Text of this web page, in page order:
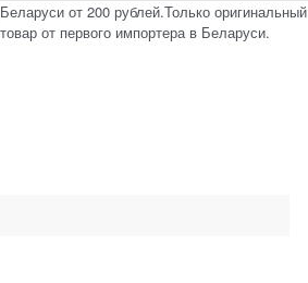
от 200 рублей.Только оригинальный
от первого импортера в Беларуси.